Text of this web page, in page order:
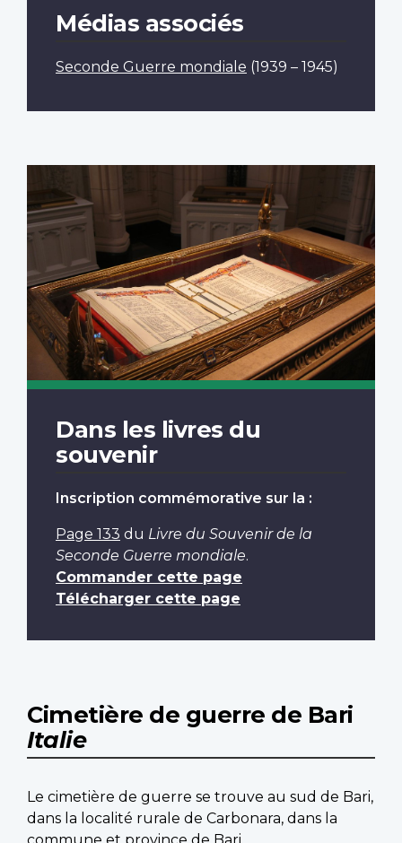
Médias associés
Seconde Guerre mondiale (1939 – 1945)
Dans les livres du
souvenir
Inscription commémorative sur la :
Page 133 du Livre du Souvenir de la
Seconde Guerre mondiale.
Commander cette page
Télécharger cette page
Cimetière de guerre de Bari
Italie
Le cimetière de guerre se trouve au sud de Bari,
dans la localité rurale de Carbonara, dans la